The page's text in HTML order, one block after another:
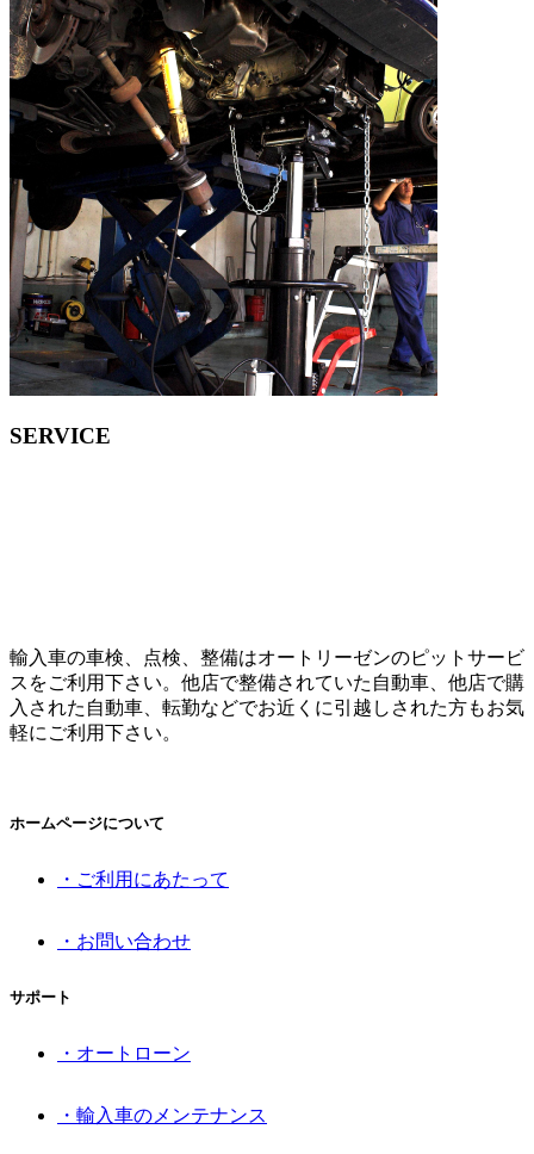
SERVICE
輸入車の車検、点検、整備はオートリーゼンのピットサービ
スをご利用下さい。他店で整備されていた自動車、他店で購
入された自動車、転勤などでお近くに引越しされた方もお気
軽にご利用下さい。
ホームページについて
・ご利用にあたって
・お問い合わせ
サポート
・オートローン
・輸入車のメンテナンス